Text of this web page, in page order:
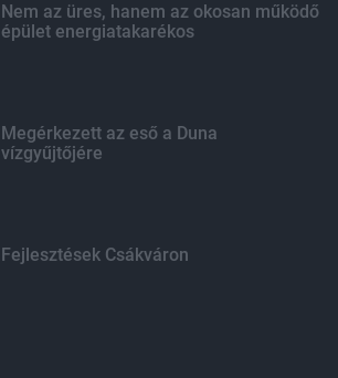
Nem az üres, hanem az okosan működő
épület energiatakarékos
Megérkezett az eső a Duna
vízgyűjtőjére
Fejlesztések Csákváron